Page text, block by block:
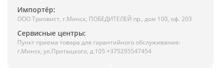
Импортёр:
ООО Триовист, г.Минск, ПОБЕДИТЕЛЕЙ пр., дом 100, оф. 203
Сервисные центры:
Пункт приема товара для гарантийного обслуживания:
г.Минск, ул.Притыцкого, д.105 +375295547454